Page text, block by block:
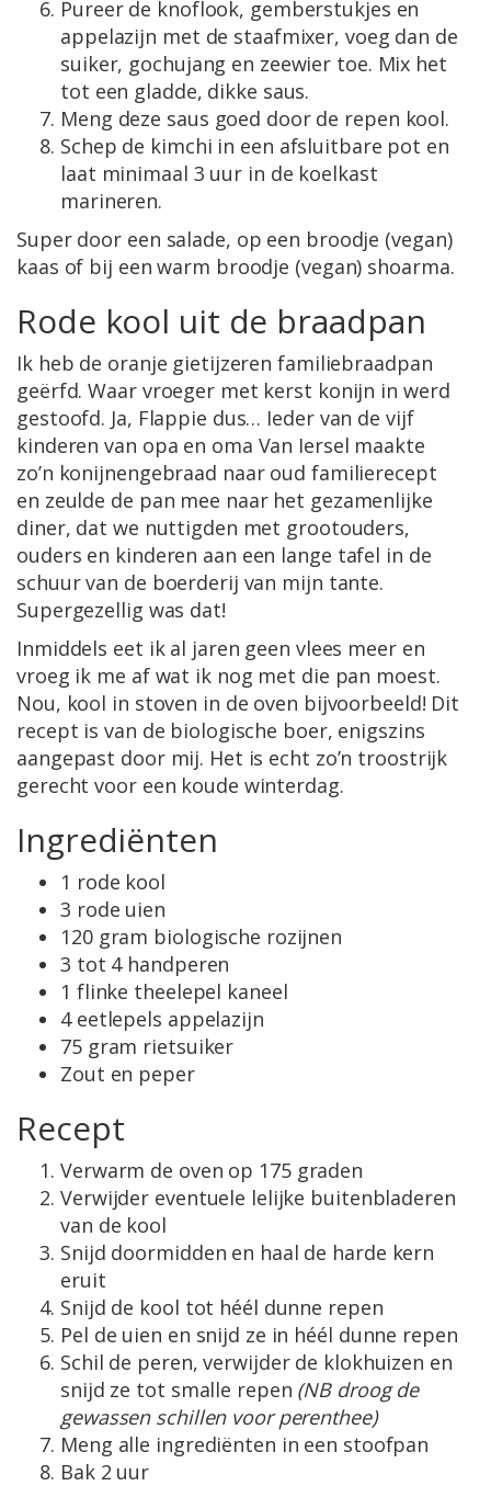
Pureer de knoflook, gemberstukjes en
appelazijn met de staafmixer, voeg dan de
suiker, gochujang en zeewier toe. Mix het
tot een gladde, dikke saus.
Meng deze saus goed door de repen kool.
Schep de kimchi in een afsluitbare pot en
laat minimaal 3 uur in de koelkast
marineren.
Super door een salade, op een broodje (vegan)
kaas of bij een warm broodje (vegan) shoarma.
Rode kool uit de braadpan
Ik heb de oranje gietijzeren familiebraadpan
geërfd. Waar vroeger met kerst konijn in werd
gestoofd. Ja, Flappie dus… Ieder van de vijf
kinderen van opa en oma Van Iersel maakte
zo’n konijnengebraad naar oud familierecept
en zeulde de pan mee naar het gezamenlijke
diner, dat we nuttigden met grootouders,
ouders en kinderen aan een lange tafel in de
schuur van de boerderij van mijn tante.
Supergezellig was dat!
Inmiddels eet ik al jaren geen vlees meer en
vroeg ik me af wat ik nog met die pan moest.
Nou, kool in stoven in de oven bijvoorbeeld! Dit
recept is van de biologische boer, enigszins
aangepast door mij. Het is echt zo’n troostrijk
gerecht voor een koude winterdag.
Ingrediënten
1 rode kool
3 rode uien
120 gram biologische rozijnen
3 tot 4 handperen
1 flinke theelepel kaneel
4 eetlepels appelazijn
75 gram rietsuiker
Zout en peper
Recept
Verwarm de oven op 175 graden
Verwijder eventuele lelijke buitenbladeren
van de kool
Snijd doormidden en haal de harde kern
eruit
Snijd de kool tot héél dunne repen
Pel de uien en snijd ze in héél dunne repen
Schil de peren, verwijder de klokhuizen en
snijd ze tot smalle repen (NB droog de
gewassen schillen voor perenthee)
Meng alle ingrediënten in een stoofpan
Bak 2 uur